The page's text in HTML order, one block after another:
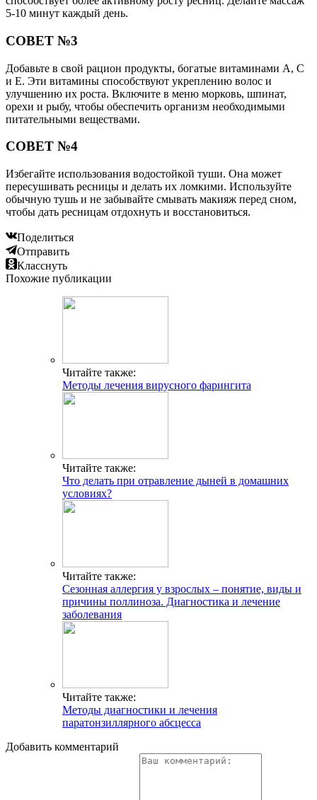
5-10 минут каждый день.
СОВЕТ №3
Добавьте в свой рацион продукты, богатые витаминами A, C
и E. Эти витамины способствуют укреплению волос и
улучшению их роста. Включите в меню морковь, шпинат,
орехи и рыбу, чтобы обеспечить организм необходимыми
питательными веществами.
СОВЕТ №4
Избегайте использования водостойкой туши. Она может
пересушивать ресницы и делать их ломкими. Используйте
обычную тушь и не забывайте смывать макияж перед сном,
чтобы дать ресницам отдохнуть и восстановиться.
Поделиться
Отправить
Класснуть
Похожие публикации
Читайте также:
Методы лечения вирусного фарингита
Читайте также:
Что делать при отравление дыней в домашних
условиях?
Читайте также:
Сезонная аллергия у взрослых – понятие, виды и
причины поллиноза. Диагностика и лечение
заболевания
Читайте также:
Методы диагностики и лечения
паратонзиллярного абсцесса
Добавить комментарий